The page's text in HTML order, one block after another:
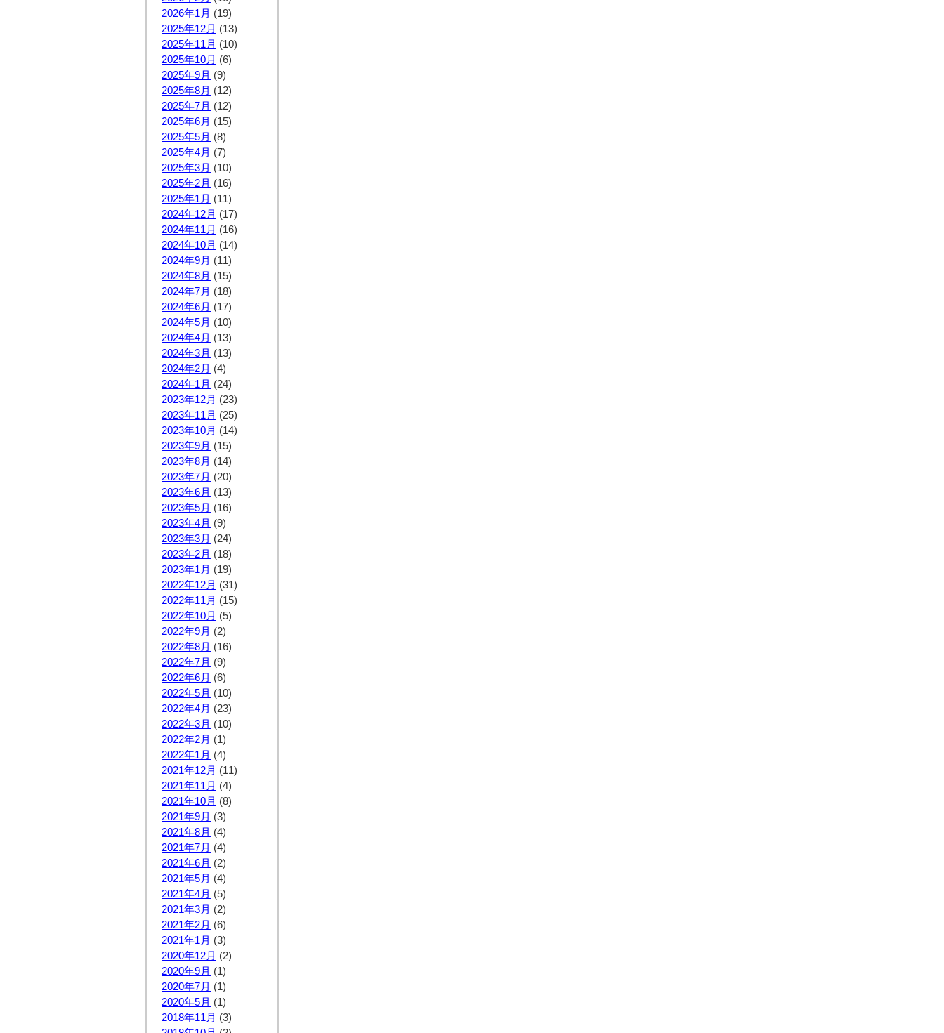
2026年1月 (19)
2025年12月 (13)
2025年11月 (10)
2025年10月 (6)
2025年9月 (9)
2025年8月 (12)
2025年7月 (12)
2025年6月 (15)
2025年5月 (8)
2025年4月 (7)
2025年3月 (10)
2025年2月 (16)
2025年1月 (11)
2024年12月 (17)
2024年11月 (16)
2024年10月 (14)
2024年9月 (11)
2024年8月 (15)
2024年7月 (18)
2024年6月 (17)
2024年5月 (10)
2024年4月 (13)
2024年3月 (13)
2024年2月 (4)
2024年1月 (24)
2023年12月 (23)
2023年11月 (25)
2023年10月 (14)
2023年9月 (15)
2023年8月 (14)
2023年7月 (20)
2023年6月 (13)
2023年5月 (16)
2023年4月 (9)
2023年3月 (24)
2023年2月 (18)
2023年1月 (19)
2022年12月 (31)
2022年11月 (15)
2022年10月 (5)
2022年9月 (2)
2022年8月 (16)
2022年7月 (9)
2022年6月 (6)
2022年5月 (10)
2022年4月 (23)
2022年3月 (10)
2022年2月 (1)
2022年1月 (4)
2021年12月 (11)
2021年11月 (4)
2021年10月 (8)
2021年9月 (3)
2021年8月 (4)
2021年7月 (4)
2021年6月 (2)
2021年5月 (4)
2021年4月 (5)
2021年3月 (2)
2021年2月 (6)
2021年1月 (3)
2020年12月 (2)
2020年9月 (1)
2020年7月 (1)
2020年5月 (1)
2018年11月 (3)